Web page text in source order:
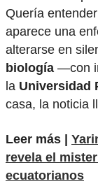
Quería
aparece una
alterarse en
biología —con
la Universidad
casa, la noticia
Leer más |
revela el
ecuatorianos